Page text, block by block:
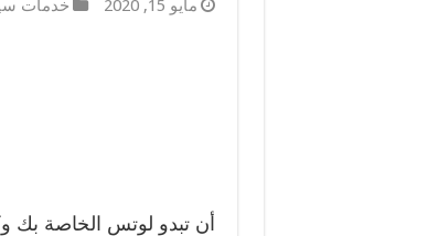
مايو 15, 2020 خدمات
أن تبدو لوتس الخاصة بك